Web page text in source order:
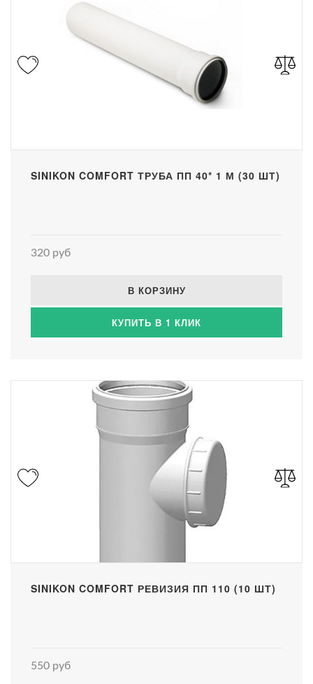
SINIKON COMFORT ТРУБА ПП 40* 1 М (30 ШТ)
320 руб
В КОРЗИНУ
КУПИТЬ В 1 КЛИК
SINIKON COMFORT РЕВИЗИЯ ПП 110 (10 ШТ)
550 руб